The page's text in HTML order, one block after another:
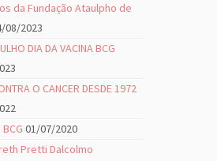
da Fundação Ataulpho de
08/2023
DIA DA VACINA BCG
O CANCER DESDE 1972
BCG 01/07/2020
Pretti Dalcolmo